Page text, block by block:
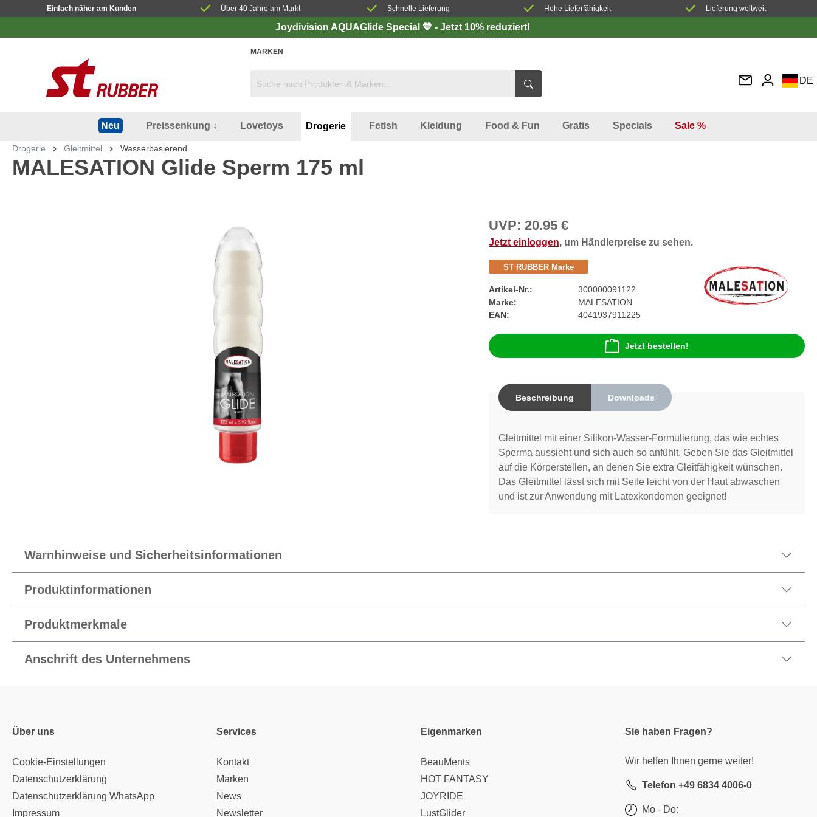
Einfach näher am Kunden Über 40 Jahre am Markt Schnelle Lieferung Hohe Lieferfähigkeit Lieferung weltweit
Joydivision AQUAGlide Special 💙 - Jetzt 10% reduziert!
MARKEN
DE
Neu Preissenkung ↓ Lovetoys Drogerie Fetish Kleidung Food & Fun Gratis Specials Sale %
Drogerie Gleitmittel Wasserbasierend
MALESATION Glide Sperm 175 ml
UVP: 20.95 €
Jetzt einloggen, um Händlerpreise zu sehen.
ST RUBBER Marke
Artikel-Nr.:
300000091122
Marke:
MALESATION
EAN:
4041937911225
Jetzt bestellen!
Beschreibung Downloads
Gleitmittel mit einer Silikon-Wasser-Formulierung, das wie echtes
Sperma aussieht und sich auch so anfühlt. Geben Sie das Gleitmittel
auf die Körperstellen, an denen Sie extra Gleitfähigkeit wünschen.
Das Gleitmittel lässt sich mit Seife leicht von der Haut abwaschen
und ist zur Anwendung mit Latexkondomen geeignet!
Warnhinweise und Sicherheitsinformationen
Produktinformationen
Produktmerkmale
Anschrift des Unternehmens
Über uns
Cookie-Einstellungen
Datenschutzerklärung
Datenschutzerklärung WhatsApp
Impressum
Services
Kontakt
Marken
News
Newsletter
Eigenmarken
BeauMents
HOT FANTASY
JOYRIDE
LustGlider
Sie haben Fragen?
Wir helfen Ihnen gerne weiter!
Telefon +49 6834 4006-0
Mo - Do: